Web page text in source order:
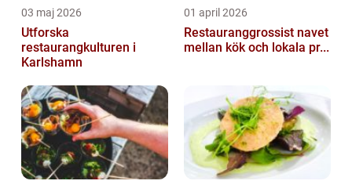
03 maj 2026
Utforska
restaurangkulturen i
Karlshamn
01 april 2026
Restauranggrossist navet
mellan kök och lokala pr...